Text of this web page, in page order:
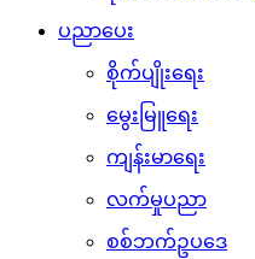
ပညာပေး
စိုက်ပျိုးရေး
မွေးမြူရေး
ကျန်းမာရေး
လက်မှုပညာ
စစ်ဘက်ဥပဒေ